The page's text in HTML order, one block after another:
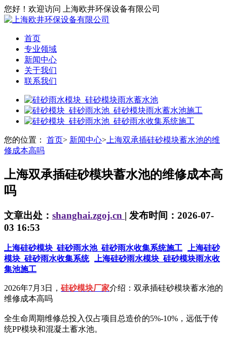
您好！欢迎访问 上海欧井环保设备有限公司
首页
专业领域
新闻中心
关于我们
联系我们
您的位置： 首页> 新闻中心> 上海双承插硅砂模块蓄水池的维
修成本高吗
上海双承插硅砂模块蓄水池的维修成本高
吗
文章出处： shanghai.zgoj.cn | 发布时间：2026-07-
03 16:53
上海硅砂模块_硅砂雨水池_硅砂雨水收集系统施工
上海硅砂
模块_硅砂雨水收集系统
上海硅砂雨水模块_硅砂模块雨水收
集池施工
2026年7月3日， 硅砂模块厂家介绍：双承插硅砂模块蓄水池的
维修成本高吗
全生命周期维修总投入仅占项目总造价的5%-10%，远低于传
统PP模块和混凝土蓄水池‌。